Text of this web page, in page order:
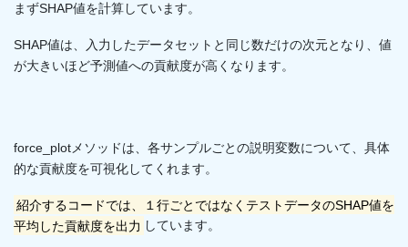
まずSHAP値を計算しています。
SHAP値は、入力したデータセットと同じ数だけの次元となり、値
が大きいほど予測値への貢献度が高くなります。
force_plotメソッドは、各サンプルごとの説明変数について、具体
的な貢献度を可視化してくれます。
紹介するコードでは、１行ごとではなくテストデータのSHAP値を
平均した貢献度を出力 しています。